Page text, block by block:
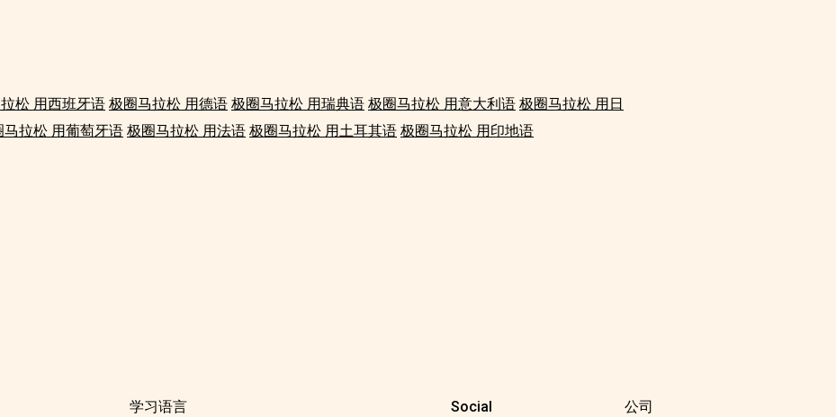
松 用西班牙语 极圈马拉松 用德语 极圈马拉松 用瑞典语 极圈马拉松 用意大利语 极圈马拉松 用日
马拉松 用葡萄牙语 极圈马拉松 用法语 极圈马拉松 用土耳其语 极圈马拉松 用印地语
学习语言 Social 公司